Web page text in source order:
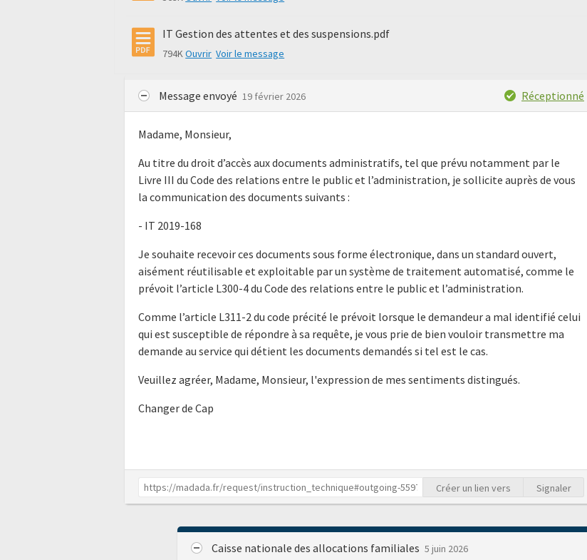
IT Gestion des attentes et des suspensions.pdf
794KOuvrir Voir le message
Message envoyé 19 février 2026 Réceptionné
Madame, Monsieur,
Au titre du droit d’accès aux documents administratifs, tel que prévu notamment par le
Livre III du Code des relations entre le public et l’administration, je sollicite auprès de vous
la communication des documents suivants :
- IT 2019-168
Je souhaite recevoir ces documents sous forme électronique, dans un standard ouvert,
aisément réutilisable et exploitable par un système de traitement automatisé, comme le
prévoit l’article L300-4 du Code des relations entre le public et l’administration.
Comme l’article L311-2 du code précité le prévoit lorsque le demandeur a mal identifié celui
qui est susceptible de répondre à sa requête, je vous prie de bien vouloir transmettre ma
demande au service qui détient les documents demandés si tel est le cas.
Veuillez agréer, Madame, Monsieur, l'expression de mes sentiments distingués.
Changer de Cap
Créer un lien vers Signaler
Caisse nationale des allocations familiales 5 juin 2026